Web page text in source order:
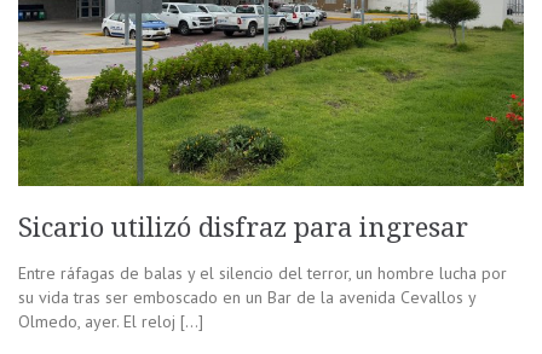
Sicario utilizó disfraz para ingresar
Entre ráfagas de balas y el silencio del terror, un hombre lucha por
su vida tras ser emboscado en un Bar de la avenida Cevallos y
Olmedo, ayer. El reloj […]